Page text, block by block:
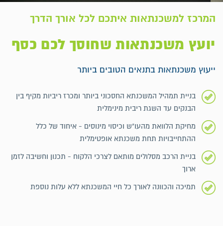
המרכז למשכנתאות איתכם לכל אורך הדרך
יועץ משכנתאות שחוסך לכם כסף
ייעוץ משכנתאות בתנאים הטובים ביותר
בניית תמהיל המשכנתא החסכוני ביותר ומכרז ריביות מקיף בין
הבנקים עד השגת ריבית מינימלית
מחיקת הלוואת מהעו"ש וכיסוי מינוסים - איחוד של כלל
ההתחייבויות תחת משכנתא אופטימלית
בניית הרכב מסלולים מותאם לצרכי הלקוח - תכנון וחשיבה לזמן
ארוך
תמיכה והכוונה לאורך כל חיי המשכנתא ללא עלות נוספת